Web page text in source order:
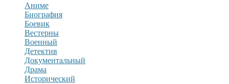
Аниме
Биография
Боевик
Вестерны
Военный
Детектив
Документальный
Драма
Исторический